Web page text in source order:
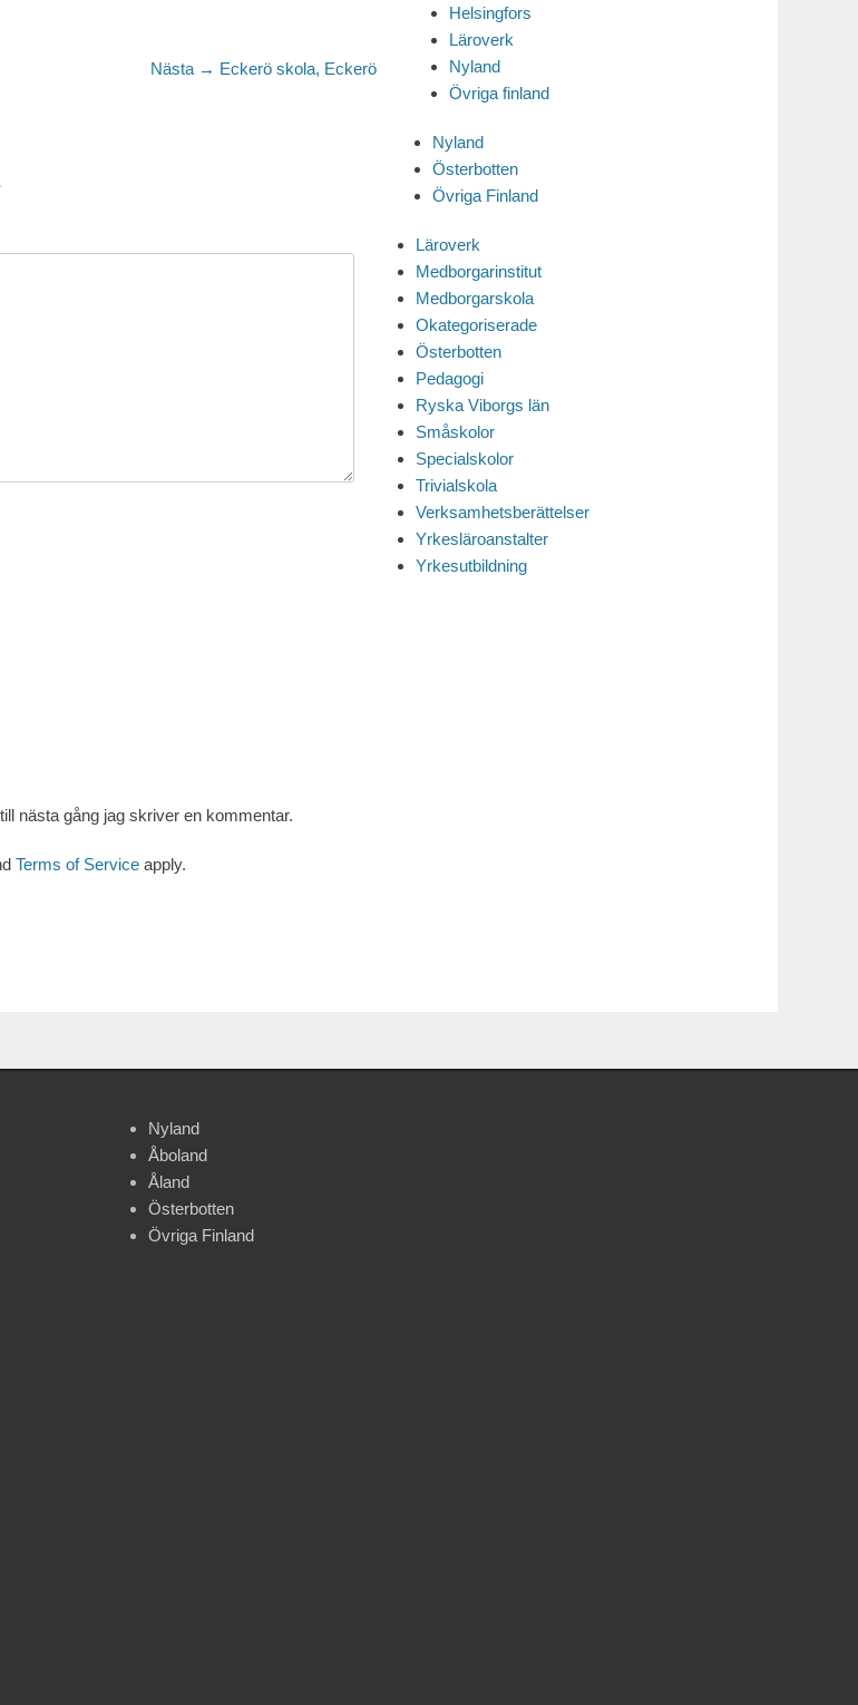
Nästa → Nästa
Eckerö skola, Eckerö
nästa gång jag skriver en kommentar.
Terms of Service apply.
Helsingfors
Läroverk
Nyland
Övriga finland
Nyland
Österbotten
Övriga Finland
Läroverk
Medborgarinstitut
Medborgarskola
Okategoriserade
Österbotten
Pedagogi
Ryska Viborgs län
Småskolor
Specialskolor
Trivialskola
Verksamhetsberättelser
Yrkesläroanstalter
Yrkesutbildning
Nyland
Åboland
Åland
Österbotten
Övriga Finland